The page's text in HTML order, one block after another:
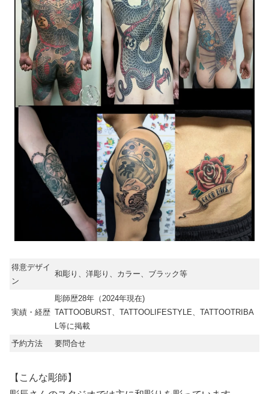
得意デザイ
ン
和彫り、洋彫り、カラー、ブラック等
実績・経歴
彫師歴28年（2024年現在)
TATTOOBURST、TATTOOLIFESTYLE、TATTOOTRIBA
L等に掲載
予約方法
要問合せ
【こんな彫師】